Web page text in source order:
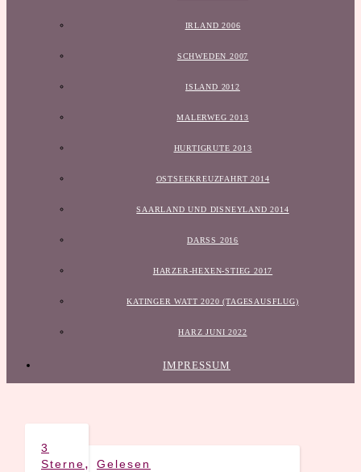
IRLAND 2006
SCHWEDEN 2007
ISLAND 2012
MALERWEG 2013
HURTIGRUTE 2013
OSTSEEKREUZFAHRT 2014
SAARLAND UND DISNEYLAND 2014
DARSS 2016
HARZER-HEXEN-STIEG 2017
KATINGER WATT 2020 (TAGESAUSFLUG)
HARZ JUNI 2022
IMPRESSUM
3
Sterne, Gelesen